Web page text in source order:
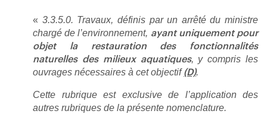
« 3.3.5.0. Travaux, définis par un arrêté du ministre
chargé de l’environnement, ayant uniquement pour
objet la restauration des fonctionnalités
naturelles des milieux aquatiques, y compris les
ouvrages nécessaires à cet objectif(D).
Cette rubrique est exclusive de l’application des
autres rubriques de la présente nomenclature.